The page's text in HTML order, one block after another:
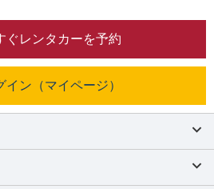
ぐレンタカーを予約
イン（マイページ）